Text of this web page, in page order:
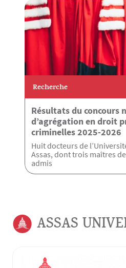
Recherche
Résultats du concours
d’agrégation en droit
criminelles 2025-2026
Huit docteurs de
Assas, dont trois maîtres
admis
ASSAS